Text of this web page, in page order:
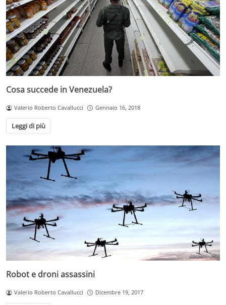
Cosa succede in Venezuela?
Valerio Roberto Cavallucci Gennaio 16, 2018
Leggi di più
Robot e droni assassini
Valerio Roberto Cavallucci Dicembre 19, 2017